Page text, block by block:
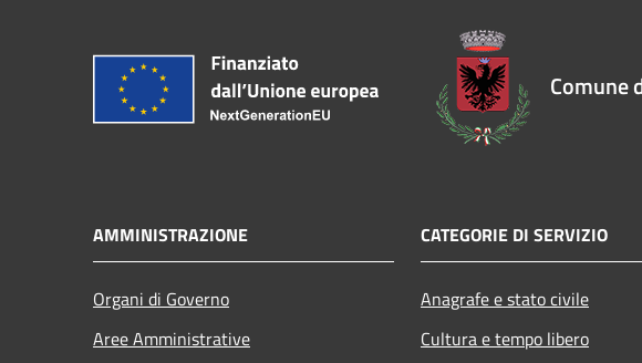
Comune
AMMINISTRAZIONE
Organi di Governo
Aree Amministrative
CATEGORIE DI SERVIZIO
Anagrafe e stato civile
Cultura e tempo libero